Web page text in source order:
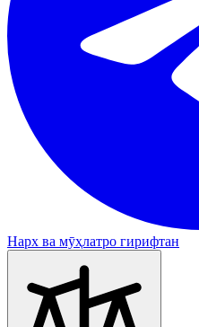
Нарх ва мӯҳлатро гирифтан